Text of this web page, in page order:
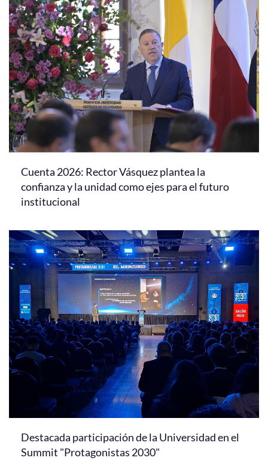
Cuenta 2026: Rector Vásquez plantea la
confianza y la unidad como ejes para el futuro
institucional
Destacada participación de la Universidad en el
Summit "Protagonistas 2030"